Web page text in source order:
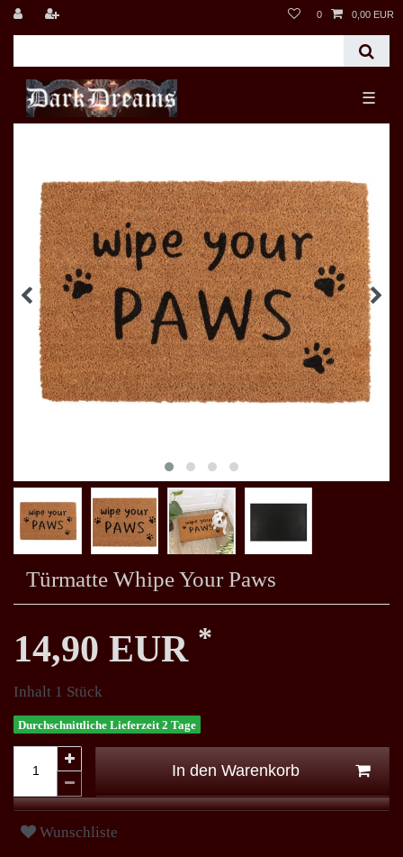
0 0,00 EUR
☰
Türmatte Whipe Your Paws
14,90 EUR *
Inhalt 1 Stück
Durchschnittliche Lieferzeit 2 Tage
In den Warenkorb
Wunschliste